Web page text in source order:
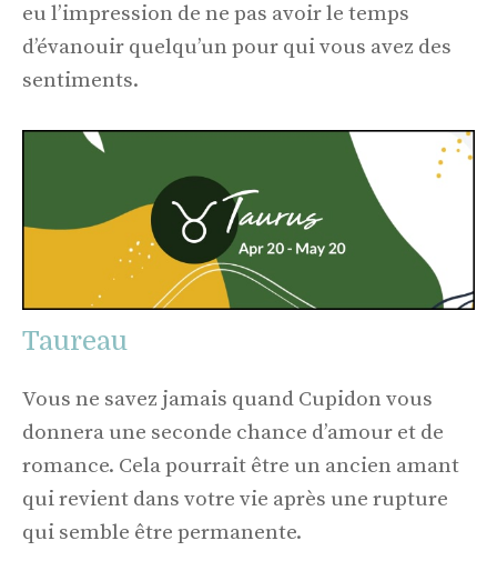
eu l’impression de ne pas avoir le temps
d’évanouir quelqu’un pour qui vous avez des
sentiments.
Taureau
Vous ne savez jamais quand Cupidon vous
donnera une seconde chance d’amour et de
romance. Cela pourrait être un ancien amant
qui revient dans votre vie après une rupture
qui semble être permanente.